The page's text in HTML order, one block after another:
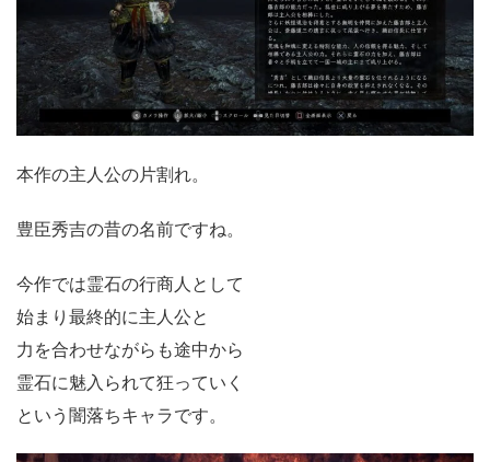
本作の主人公の片割れ。
豊臣秀吉の昔の名前ですね。
今作では霊石の行商人として
始まり最終的に主人公と
力を合わせながらも途中から
霊石に魅入られて狂っていく
という闇落ちキャラです。